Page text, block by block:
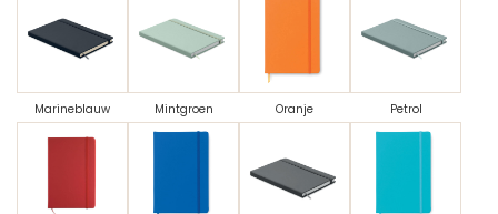
Marineblauw Mintgroen Oranje Petrol